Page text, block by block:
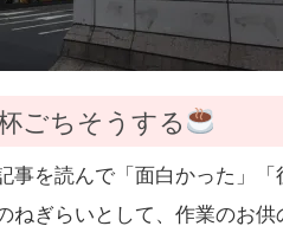
ごちそうする
事を読んで「面白かった」
ねぎらいとして、作業のお供